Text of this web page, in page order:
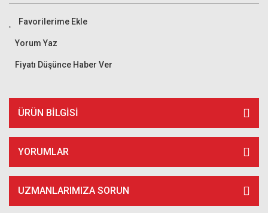
Yorum Yaz
Fiyatı Düşünce Haber Ver
ÜRÜN BILGISI
YORUMLAR
UZMANLARIMIZA SORUN